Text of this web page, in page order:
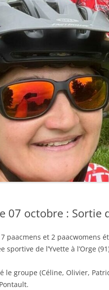
07 octobre : Sortie
paacmens et 2
sportive de l’Yvette à l’Orge
le groupe (Céline, Olivier,